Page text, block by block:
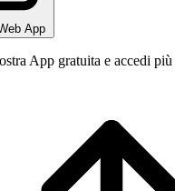
App
App gratuita e accedi